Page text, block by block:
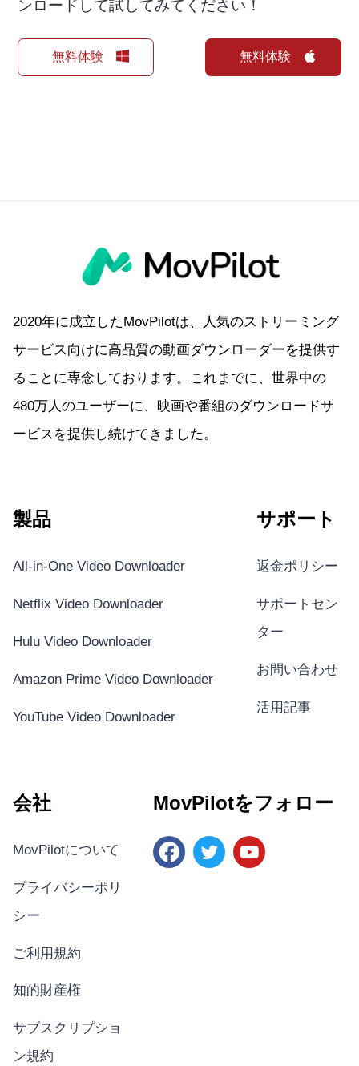
ンロードして試してみてください！
無料体験 無料体験
2020年に成立したMovPilotは、人気のストリーミング
サービス向けに高品質の動画ダウンローダーを提供す
ることに専念しております。これまでに、世界中の
480万人のユーザーに、映画や番組のダウンロードサ
ービスを提供し続けてきました。
製品
All-in-One Video Downloader
Netflix Video Downloader
Hulu Video Downloader
Amazon Prime Video Downloader
YouTube Video Downloader
サポート
返金ポリシー
サポートセン
ター
お問い合わせ
活用記事
会社
MovPilotについて
プライバシーポリ
シー
ご利用規約
知的財産権
サブスクリプショ
ン規約
MovPilotをフォロー